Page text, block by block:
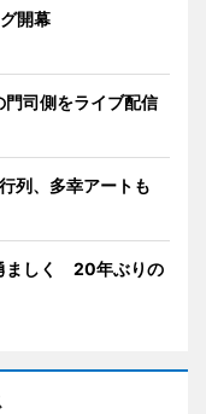
開幕
司側をライブ配信
列、多幸アートも
ましく 20年ぶりの